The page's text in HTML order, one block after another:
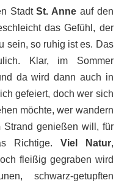
StadtSt. Anne auf den
das Gefühl, der
sein, so ruhig ist es. Das
Klar, im Sommer
da wird dann auch in
gefeiert, doch wer sich
möchte, wer wandern
genießen will, für
Richtige. Viel Natur,
fleißig gegraben wird
schwarz-getupften